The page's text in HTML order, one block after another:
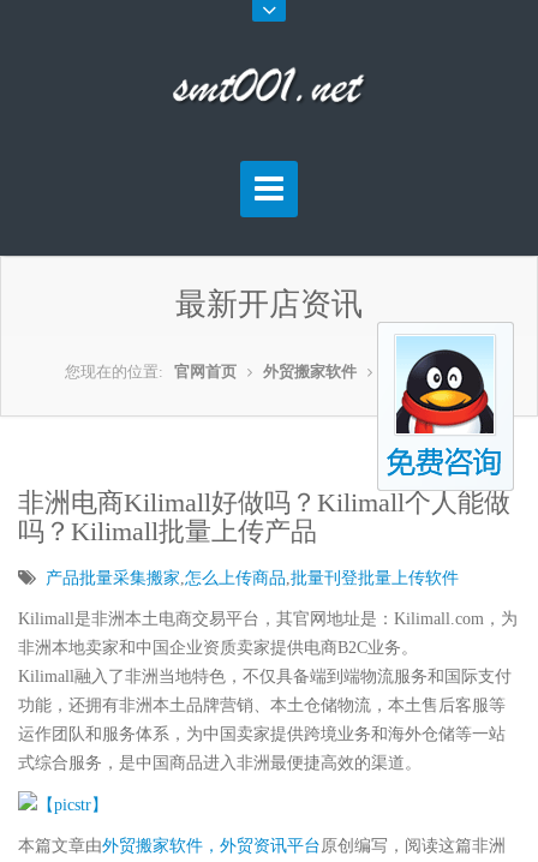
最新开店资讯
您现在的位置: 官网首页 外贸搬家软件 外贸开店资讯
非洲电商Kilimall好做吗？Kilimall个人能做
吗？Kilimall批量上传产品
产品批量采集搬家,怎么上传商品,批量刊登批量上传软件
Kilimall是非洲本土电商交易平台，其官网地址是：Kilimall.com，为
非洲本地卖家和中国企业资质卖家提供电商B2C业务。
Kilimall融入了非洲当地特色，不仅具备端到端物流服务和国际支付
功能，还拥有非洲本土品牌营销、本土仓储物流，本土售后客服等
运作团队和服务体系，为中国卖家提供跨境业务和海外仓储等一站
式综合服务，是中国商品进入非洲最便捷高效的渠道。
本篇文章由外贸搬家软件，外贸资讯平台 原创编写，阅读这篇非洲